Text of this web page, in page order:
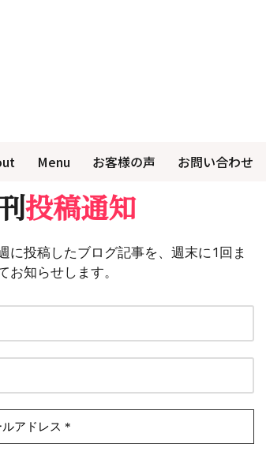
Menu お客様の声 お問い合わせ
投稿通知
に投稿したブログ記事を、週末に1回ま
お知らせします。